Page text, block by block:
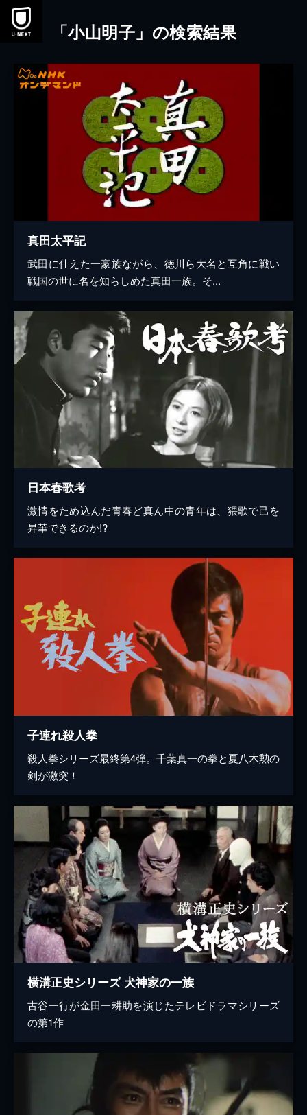
本文へスキップ
「小山明子」の検索結果
真田太平記
武田に仕えた一豪族ながら、徳川ら大名と互角に戦い
戦国の世に名を知らしめた真田一族。そ...
日本春歌考
激情をため込んだ青春ど真ん中の青年は、猥歌で己を
昇華できるのか!?
子連れ殺人拳
殺人拳シリーズ最終第4弾。千葉真一の拳と夏八木勲の
剣が激突！
横溝正史シリーズ 犬神家の一族
古谷一行が金田一耕助を演じたテレビドラマシリーズ
の第1作